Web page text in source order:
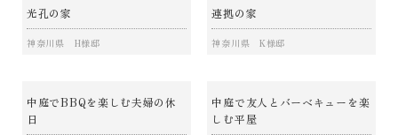
光孔の家
神奈川県 H様邸
連拠の家
神奈川県 K様邸
中庭でBBQを楽しむ夫婦の休
日
中庭で友人とバーベキューを楽
しむ平屋